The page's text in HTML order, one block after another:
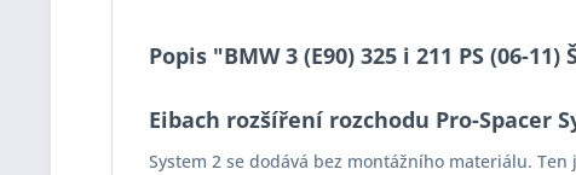
Popis "BMW 3 (E90) 325 i 211 PS (06-
Eibach rozšíření rozchodu Pro-Spacer
System 2 se dodává bez montážního materiálu.